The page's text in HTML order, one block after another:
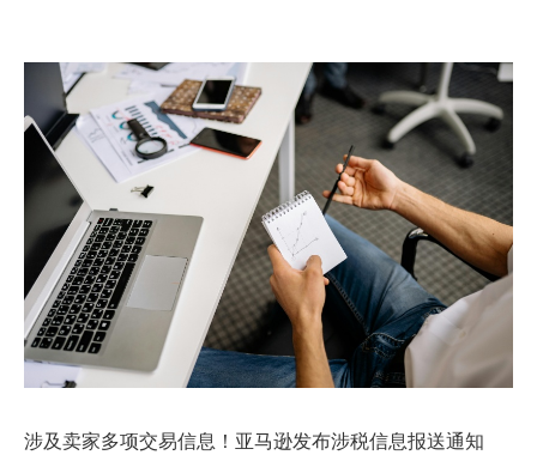
涉及卖家多项交易信息！亚马逊发布涉税信息报送通知